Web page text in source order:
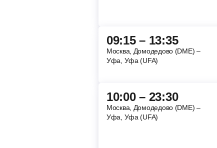
09:15 – 13:35
Москва, Домодедово (DME) –
Уфа, Уфа (UFA)
10:00 – 23:30
Москва, Домодедово (DME) –
Уфа, Уфа (UFA)